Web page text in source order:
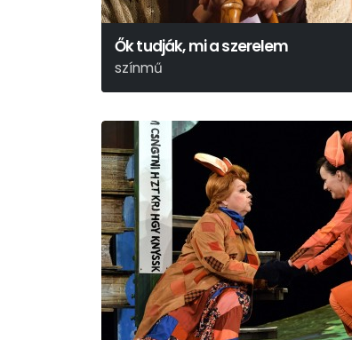
Ők tudják, mi a szerelem
színmű
Hubay Miklós